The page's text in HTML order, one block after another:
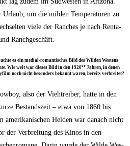
um die mil­den Tem­pe­ra­tu­ren zu
vie­le der Ran­ches je nach Ren­ta­
Ranchgeschäft.
es ein medi­al-roman­ti­sches Bild des Wil­den Wes­tens
Wie weit war die­ses Bild in den 1920er Jah­ren, in denen
noch nicht beson­ders bekannt waren, bereits verbreitet?
also der Vieh­trei­ber, hat­te in den
Bestands­zeit – etwa von 1860 bis
ame­ri­ka­ni­schen Hel­den war danach nicht
der Ver­brei­tung des Kinos in den